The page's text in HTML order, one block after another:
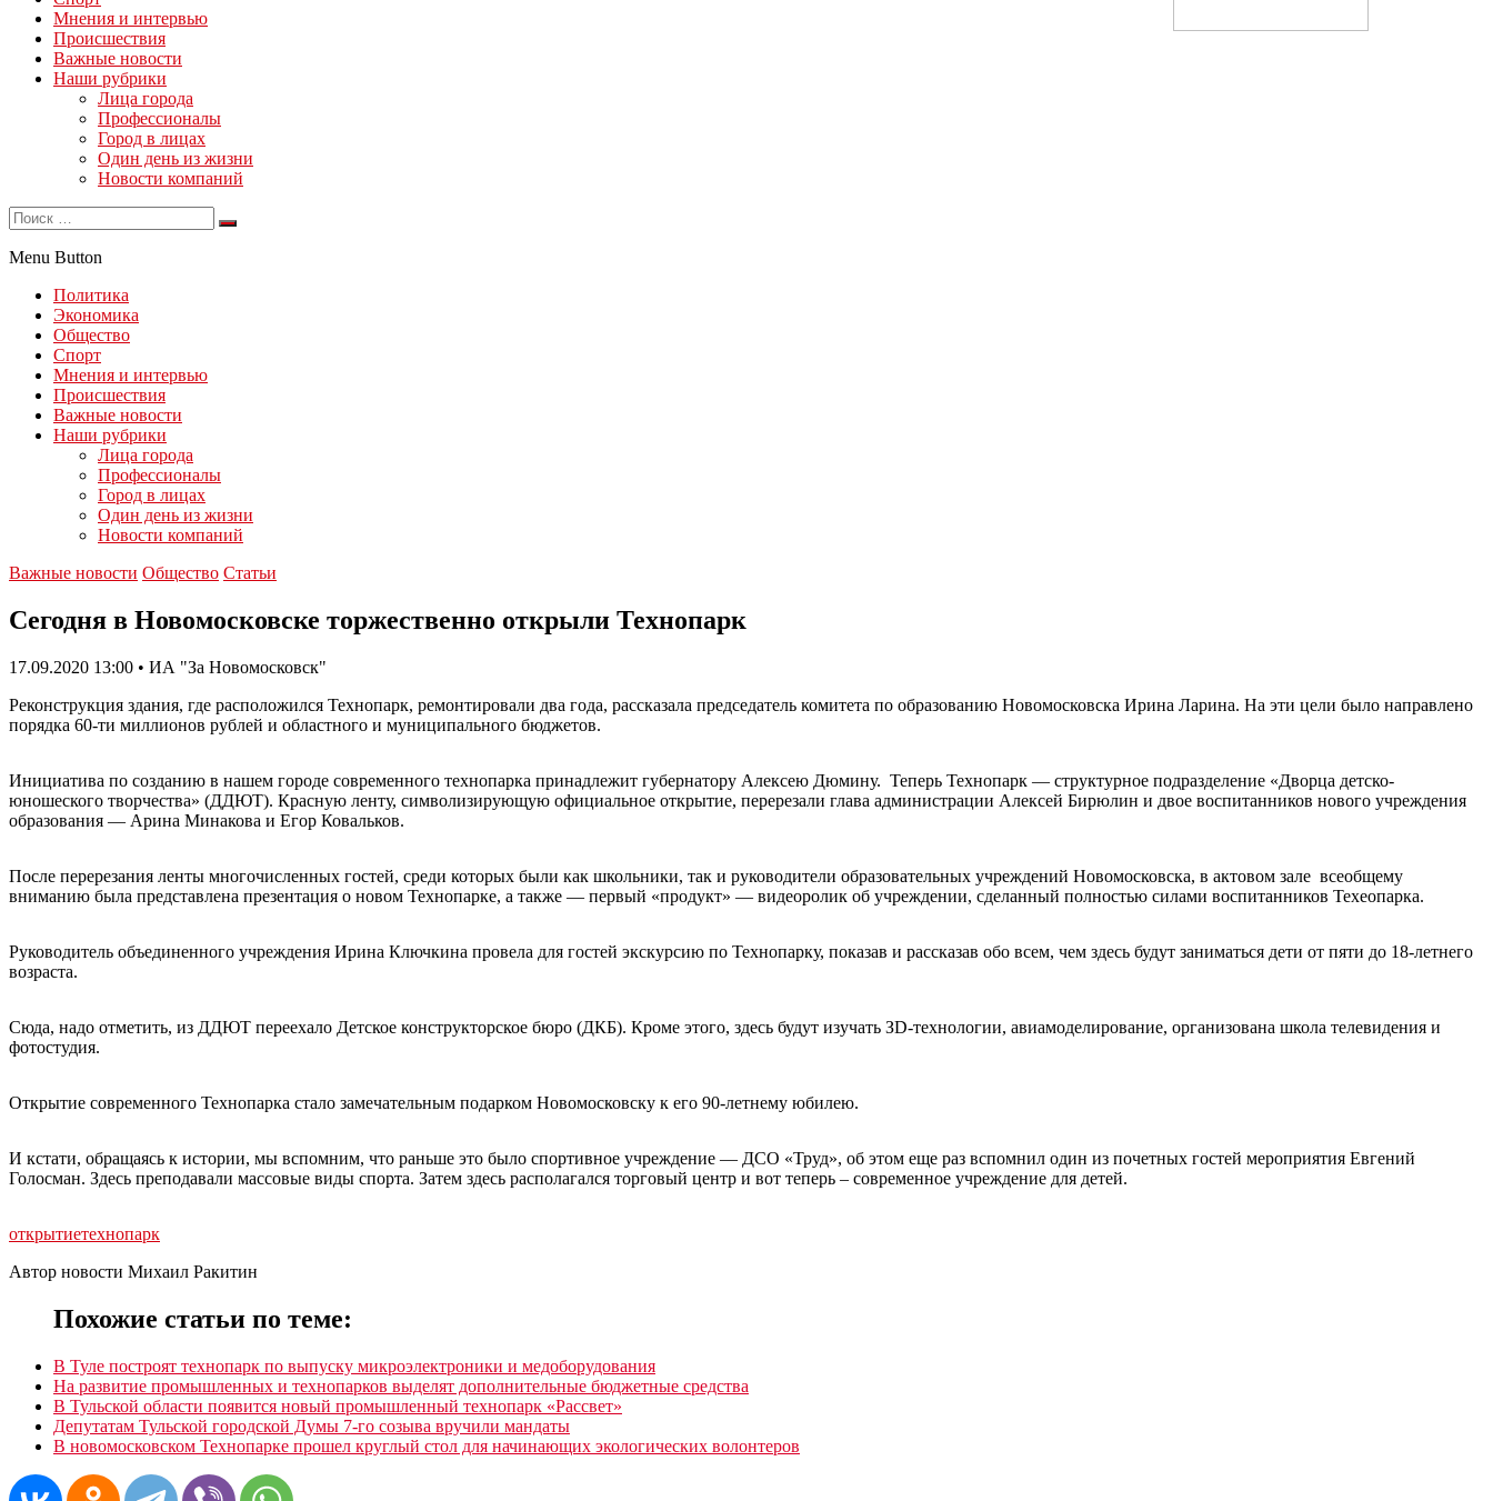
Мнения и интервью
Происшествия
Важные новости
Наши рубрики
Лица города
Профессионалы
Город в лицах
Один день из жизни
Новости компаний
Menu Button
Политика
Экономика
Общество
Спорт
Мнения и интервью
Происшествия
Важные новости
Наши рубрики
Лица города
Профессионалы
Город в лицах
Один день из жизни
Новости компаний
Важные новости Общество Статьи
Сегодня в Новомосковске торжественно открыли Технопарк
17.09.2020 13:00 • ИА "За Новомосковск"
Реконструкция здания, где расположился Технопарк, ремонтировали два года, рассказала председатель комитета по образованию Новомосковска Ирина Ларина. На эти цели было направлено
порядка 60-ти миллионов рублей и областного и муниципального бюджетов.
Инициатива по созданию в нашем городе современного технопарка принадлежит губернатору Алексею Дюмину. Теперь Технопарк — структурное подразделение «Дворца детско-
юношеского творчества» (ДДЮТ). Красную ленту, символизирующую официальное открытие, перерезали глава администрации Алексей Бирюлин и двое воспитанников нового учреждения
образования — Арина Минакова и Егор Ковальков.
После перерезания ленты многочисленных гостей, среди которых были как школьники, так и руководители образовательных учреждений Новомосковска, в актовом зале всеобщему
вниманию была представлена презентация о новом Технопарке, а также — первый «продукт» — видеоролик об учреждении, сделанный полностью силами воспитанников Техеопарка.
Руководитель объединенного учреждения Ирина Ключкина провела для гостей экскурсию по Технопарку, показав и рассказав обо всем, чем здесь будут заниматься дети от пяти до 18-летнего
возраста.
Сюда, надо отметить, из ДДЮТ переехало Детское конструкторское бюро (ДКБ). Кроме этого, здесь будут изучать ЗD-технологии, авиамоделирование, организована школа телевидения и
фотостудия.
Открытие современного Технопарка стало замечательным подарком Новомосковску к его 90-летнему юбилею.
И кстати, обращаясь к истории, мы вспомним, что раньше это было спортивное учреждение — ДСО «Труд», об этом еще раз вспомнил один из почетных гостей мероприятия Евгений
Голосман. Здесь преподавали массовые виды спорта. Затем здесь располагался торговый центр и вот теперь – современное учреждение для детей.
открытиетехнопарк
Автор новости Михаил Ракитин
Похожие статьи по теме:
В Туле построят технопарк по выпуску микроэлектроники и медоборудования
На развитие промышленных и технопарков выделят дополнительные бюджетные средства
В Тульской области появится новый промышленный технопарк «Рассвет»
Депутатам Тульской городской Думы 7-го созыва вручили мандаты
В новомосковском Технопарке прошел круглый стол для начинающих экологических волонтеров